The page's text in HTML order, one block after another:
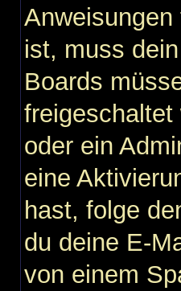
ist, muss
Boards
oder ein
eine
hast, folge
du deine E-
von einem